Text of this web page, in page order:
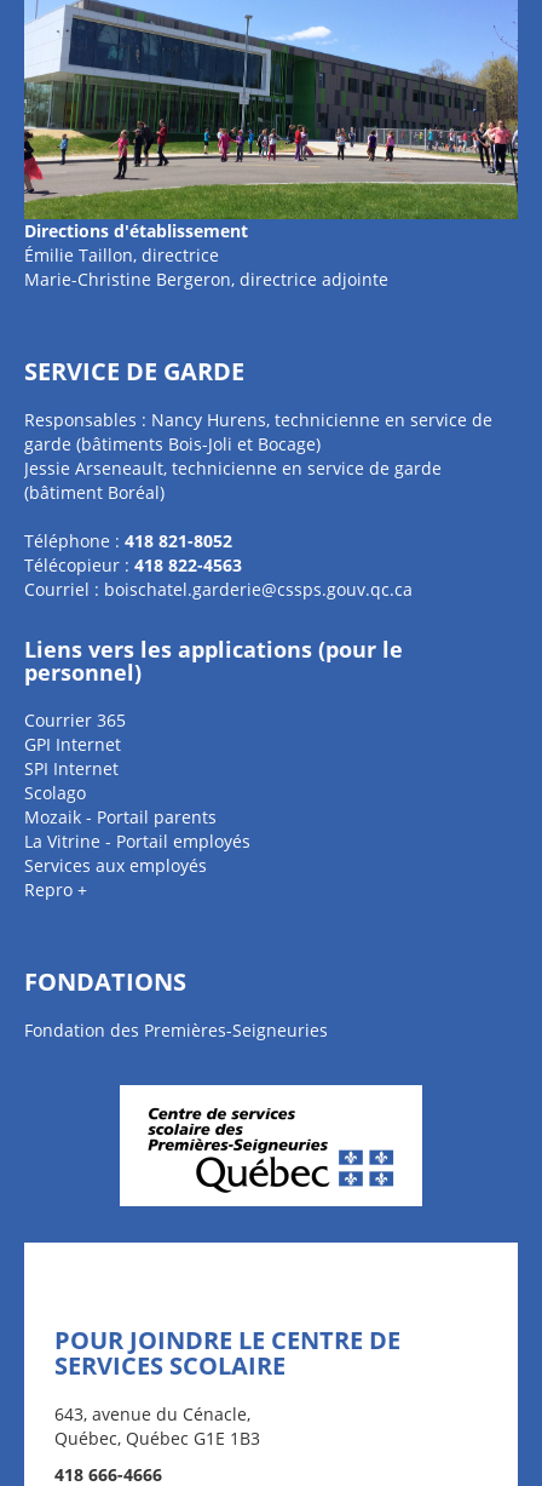
Directions d'établissement
Émilie Taillon, directrice
Marie-Christine Bergeron, directrice adjointe
SERVICE DE GARDE
Responsables : Nancy Hurens, technicienne en service de
garde (bâtiments Bois-Joli et Bocage)
Jessie Arseneault, technicienne en service de garde
(bâtiment Boréal)
Téléphone : 418 821-8052
Télécopieur : 418 822-4563
Courriel : boischatel.garderie@cssps.gouv.qc.ca
Liens vers les applications (pour le
personnel)
Courrier 365
GPI Internet
SPI Internet
Scolago
Mozaik - Portail parents
La Vitrine - Portail employés
Services aux employés
Repro +
FONDATIONS
Fondation des Premières-Seigneuries
POUR JOINDRE LE CENTRE DE
SERVICES SCOLAIRE
643, avenue du Cénacle,
Québec, Québec G1E 1B3
418 666-4666